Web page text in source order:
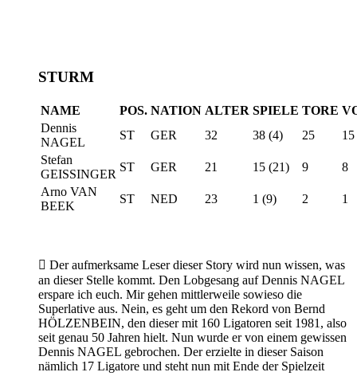
STURM
NAME POS. NATION ALTER SPIELE TORE
Dennis
NAGEL
ST GER 32 38 (4) 25
15
Stefan
GEISSINGER
ST GER 21 15 (21) 9
8
Arno VAN
BEEK
ST NED 23 1 (9) 2 1
 Der aufmerksame Leser dieser Story wird nun wissen, was
an dieser Stelle kommt. Den Lobgesang auf Dennis NAGEL
erspare ich euch. Mir gehen mittlerweile sowieso die
Superlative aus. Nein, es geht um den Rekord von Bernd
HÖLZENBEIN, den dieser mit 160 Ligatoren seit 1981, also
seit genau 50 Jahren hielt. Nun wurde er von einem gewissen
Dennis NAGEL gebrochen. Der erzielte in dieser Saison
nämlich 17 Ligatore und steht nun mit Ende der Spielzeit